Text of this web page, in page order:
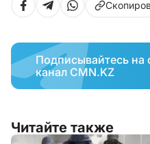
Подписывайтесь на
канал CMN.KZ
Читайте также